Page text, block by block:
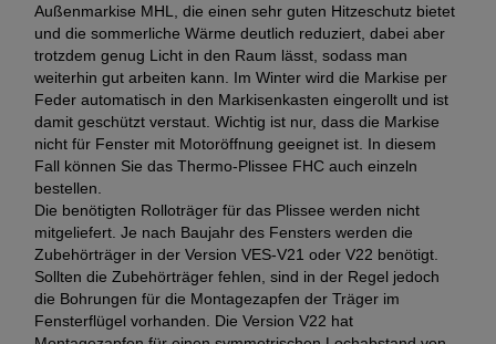
Außenmarkise MHL, die einen sehr guten Hitzeschutz bietet
und die sommerliche Wärme deutlich reduziert, dabei aber
trotzdem genug Licht in den Raum lässt, sodass man
weiterhin gut arbeiten kann. Im Winter wird die Markise per
Feder automatisch in den Markisenkasten eingerollt und ist
damit geschützt verstaut. Wichtig ist nur, dass die Markise
nicht für Fenster mit Motoröffnung geeignet ist. In diesem
Fall können Sie das Thermo-Plissee FHC auch einzeln
bestellen.
Die benötigten Rolloträger für das Plissee werden nicht
mitgeliefert. Je nach Baujahr des Fensters werden die
Zubehörträger in der Version VES-V21 oder V22 benötigt.
Sollten die Zubehörträger fehlen, sind in der Regel jedoch
die Bohrungen für die Montagezapfen der Träger im
Fensterflügel vorhanden. Die Version V22 hat